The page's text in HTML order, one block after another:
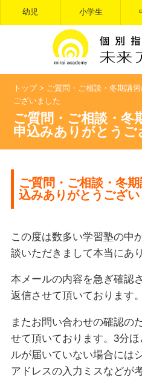
幼児 小学生
トップ> ご質問・ご相談・冬期講
ございました
ご質問・ご相談・冬
申込みありがとうご
ご質問・ご相談・冬
込みありがとうござ
この度は数多い学習塾の中
談いただきまして本当にあ
本メールの内容を急ぎ確認
返信させて頂いております。
またお問い合わせの確認の
せて頂いております。3分
ルが届いていない場合には
アドレスの入力ミスなどが